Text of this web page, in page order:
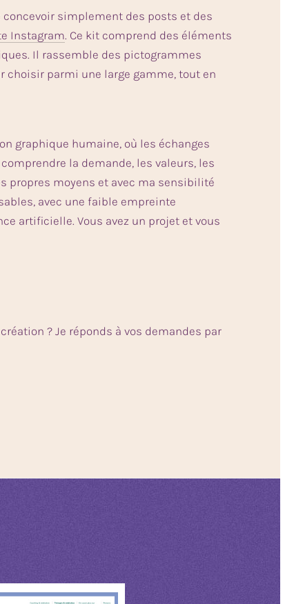
simplement des posts et des
Instagram. Ce kit comprend des éléments
Il rassemble des pictogrammes
choisir parmi une large gamme, tout en
graphique humaine, où les échanges
la demande, les valeurs, les
propres moyens et avec ma sensibilité
avec une faible empreinte
artificielle. Vous avez un projet et vous
? Je réponds à vos demandes par